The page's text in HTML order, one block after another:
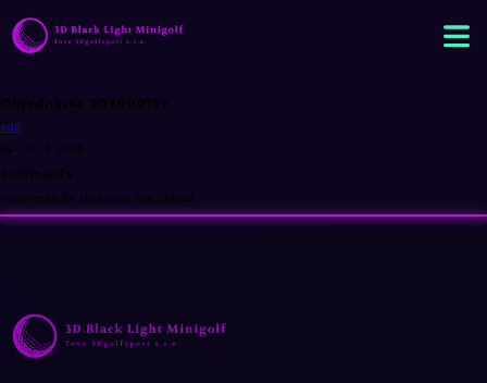
Objednávka 202600152
edit
By • 27. 4. 2026
comments
comments for this post are closed